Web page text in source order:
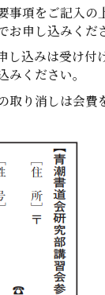
事項をご記入の
お申し込みくだ
し込みは受け付
みください。
取り消しは会費